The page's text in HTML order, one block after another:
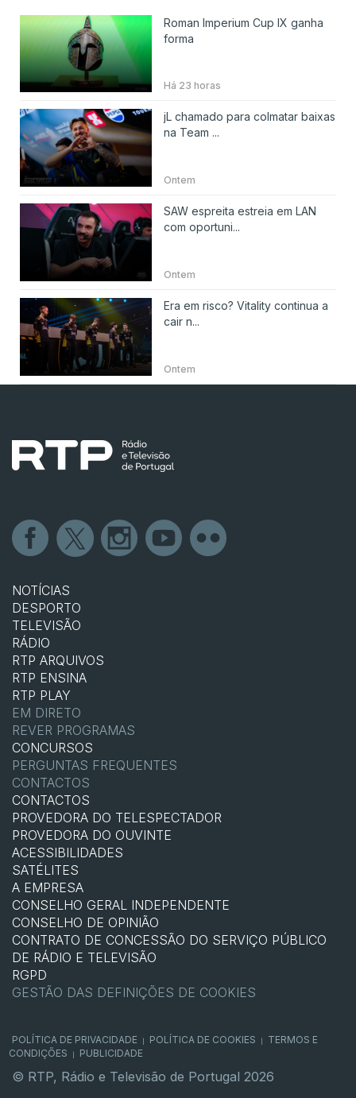
Roman Imperium Cup IX ganha
forma
Há 23 horas
jL chamado para colmatar baixas
na Team ...
Ontem
SAW espreita estreia em LAN
com oportuni...
Ontem
Era em risco? Vitality continua a
cair n...
Ontem
NOTÍCIAS
DESPORTO
TELEVISÃO
RÁDIO
RTP ARQUIVOS
RTP ENSINA
RTP PLAY
EM DIRETO
REVER PROGRAMAS
CONCURSOS
PERGUNTAS FREQUENTES
CONTACTOS
CONTACTOS
PROVEDORA DO TELESPECTADOR
PROVEDORA DO OUVINTE
ACESSIBILIDADES
SATÉLITES
A EMPRESA
CONSELHO GERAL INDEPENDENTE
CONSELHO DE OPINIÃO
CONTRATO DE CONCESSÃO DO SERVIÇO PÚBLICO
DE RÁDIO E TELEVISÃO
RGPD
GESTÃO DAS DEFINIÇÕES DE COOKIES
POLÍTICA DE PRIVACIDADE POLÍTICA DE COOKIES
TERMOS E
CONDIÇÕES
PUBLICIDADE
© RTP, Rádio e Televisão de Portugal 2026